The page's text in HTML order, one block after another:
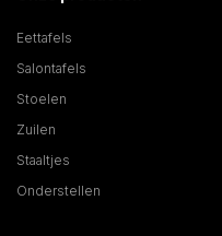
Eettafels
Salontafels
Stoelen
Zuilen
Staaltjes
Onderstellen